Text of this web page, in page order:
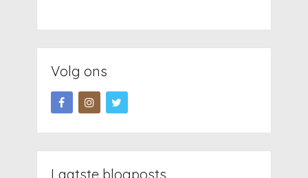
Volg ons
Laatste blogposts